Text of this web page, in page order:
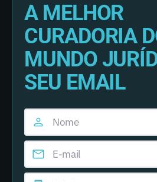
A MELHOR
CURADORIA
MUNDO
SEU EMAIL